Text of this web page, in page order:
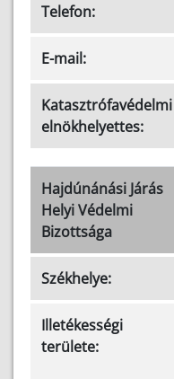
Telefon:
E-mail:
Katasztrófavédelmi
elnökhelyettes:
Hajdúnánási Járás
Helyi Védelmi
Bizottsága
Székhelye:
Illetékességi
területe: